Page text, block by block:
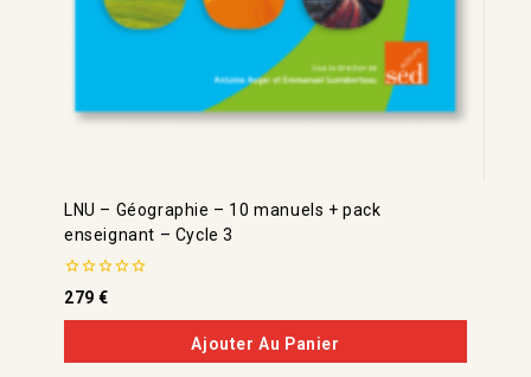
LNU – Géographie – 10 manuels + pack
enseignant – Cycle 3
0
de
5
279€
Ajouter Au Panier